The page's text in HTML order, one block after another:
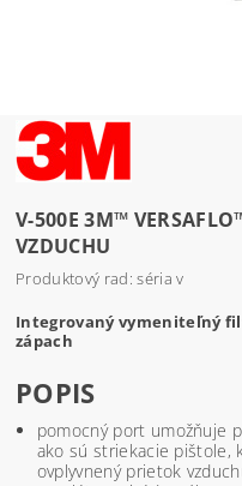
V-500E 3M™
VZDUCHU
Produktový rad: séria v
Integrovaný vymeniteľný
zápach
POPIS
pomocný port umožňuje
ako sú striekacie pištole,
ovplyvnený prietok